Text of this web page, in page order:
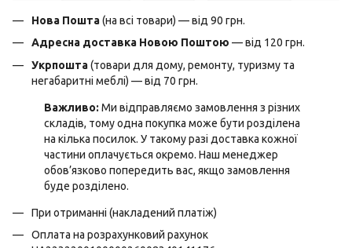
Нова Пошта(на всі товари) — від 90 грн.
Адресна доставка Новою Поштою — від 120 грн.
Укрпошта(товари для дому, ремонту, туризму та
негабаритні меблі) — від 70 грн.
Важливо: Ми відправляємо замовлення з різних
складів, тому одна покупка може бути розділена
на кілька посилок. У такому разі доставка кожної
частини оплачується окремо. Наш менеджер
обов’язково попередить вас, якщо замовлення
буде розділено.
При отриманні (накладений платіж)
Оплата на розрахунковий рахунок